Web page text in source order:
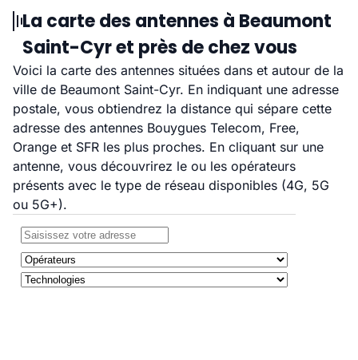
La carte des antennes à Beaumont
Saint-Cyr et près de chez vous
Voici la carte des antennes situées dans et autour de la
ville de Beaumont Saint-Cyr. En indiquant une adresse
postale, vous obtiendrez la distance qui sépare cette
adresse des antennes Bouygues Telecom, Free,
Orange et SFR les plus proches. En cliquant sur une
antenne, vous découvrirez le ou les opérateurs
présents avec le type de réseau disponibles (4G, 5G
ou 5G+).